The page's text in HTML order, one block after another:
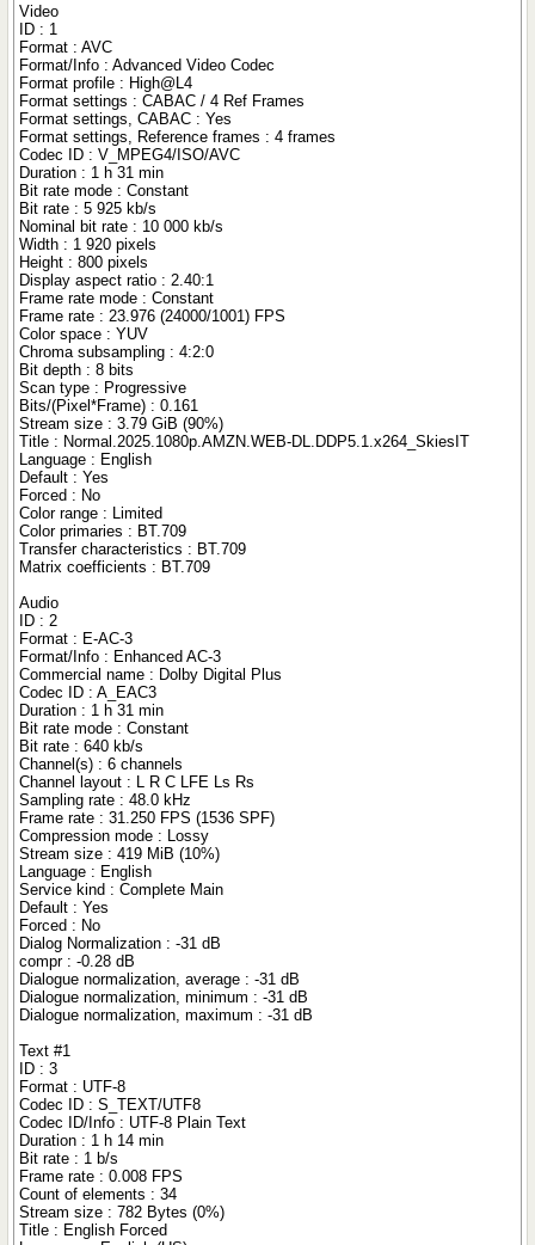
Video
ID : 1
Format : AVC
Format/Info : Advanced Video Codec
Format profile : High@L4
Format settings : CABAC / 4 Ref Frames
Format settings, CABAC : Yes
Format settings, Reference frames : 4 frames
Codec ID : V_MPEG4/ISO/AVC
Duration : 1 h 31 min
Bit rate mode : Constant
Bit rate : 5 925 kb/s
Nominal bit rate : 10 000 kb/s
Width : 1 920 pixels
Height : 800 pixels
Display aspect ratio : 2.40:1
Frame rate mode : Constant
Frame rate : 23.976 (24000/1001) FPS
Color space : YUV
Chroma subsampling : 4:2:0
Bit depth : 8 bits
Scan type : Progressive
Bits/(Pixel*Frame) : 0.161
Stream size : 3.79 GiB (90%)
Title : Normal.2025.1080p.AMZN.WEB-DL.DDP5.1.x264_SkiesIT
Language : English
Default : Yes
Forced : No
Color range : Limited
Color primaries : BT.709
Transfer characteristics : BT.709
Matrix coefficients : BT.709
Audio
ID : 2
Format : E-AC-3
Format/Info : Enhanced AC-3
Commercial name : Dolby Digital Plus
Codec ID : A_EAC3
Duration : 1 h 31 min
Bit rate mode : Constant
Bit rate : 640 kb/s
Channel(s) : 6 channels
Channel layout : L R C LFE Ls Rs
Sampling rate : 48.0 kHz
Frame rate : 31.250 FPS (1536 SPF)
Compression mode : Lossy
Stream size : 419 MiB (10%)
Language : English
Service kind : Complete Main
Default : Yes
Forced : No
Dialog Normalization : -31 dB
compr : -0.28 dB
Dialogue normalization, average : -31 dB
Dialogue normalization, minimum : -31 dB
Dialogue normalization, maximum : -31 dB
Text #1
ID : 3
Format : UTF-8
Codec ID : S_TEXT/UTF8
Codec ID/Info : UTF-8 Plain Text
Duration : 1 h 14 min
Bit rate : 1 b/s
Frame rate : 0.008 FPS
Count of elements : 34
Stream size : 782 Bytes (0%)
Title : English Forced